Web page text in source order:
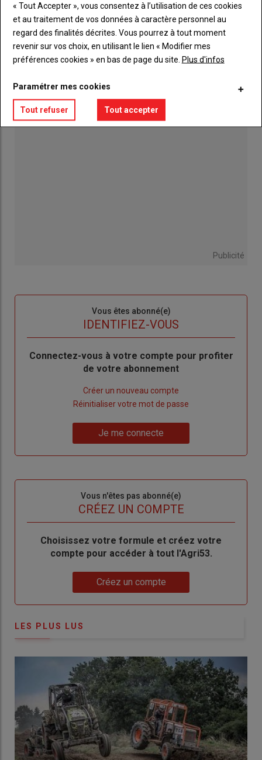
Chloé Gasté, la passion des concours à la
sauce Parthenaise
16 juillet 2026
Tout juste retraité, Loïc Vallée participe à son
Publicité
Vous êtes abonné(e)
IDENTIFIEZ-VOUS
Body
Connectez-vous à votre compte pour profiter
de votre abonnement
Créer un nouveau compte
de
Réinitialiser votre mot de passe
me
Je me connecte
Vous n'êtes pas abonné(e)
CRÉEZ UN COMPTE
BodyChoisissez votre formule et créez votre
compte pour accéder à tout l'Agri53.
Créez un compte
LES PLUS LUS
« Tout Accepter », vous consentez à l’utilisation de ces cookies
et au traitement de vos données à caractère personnel au
regard des finalités décrites. Vous pourrez à tout moment
revenir sur vos choix, en utilisant le lien « Modifier mes
préférences cookies » en bas de page du site. Plus d'infos
Paramétrer mes cookies
Tout refuser Tout accepter